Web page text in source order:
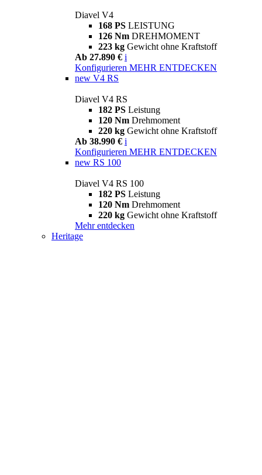
Diavel V4
168 PS LEISTUNG
126 Nm DREHMOMENT
223 kg Gewicht ohne Kraftstoff
Ab 27.890 € i
Konfigurieren MEHR ENTDECKEN
new V4 RS
Diavel V4 RS
182 PS Leistung
120 Nm Drehmoment
220 kg Gewicht ohne Kraftstoff
Ab 38.990 € i
Konfigurieren MEHR ENTDECKEN
new RS 100
Diavel V4 RS 100
182 PS Leistung
120 Nm Drehmoment
220 kg Gewicht ohne Kraftstoff
Mehr entdecken
Heritage